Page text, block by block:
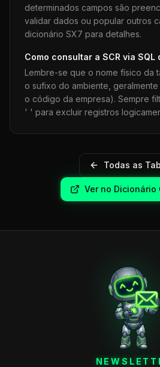
determinados campos são
validar dados ou popular outros
dicionário SX7 para detalhes.
Como consultar a SCR via SQL
Lembre-se que o nome físico da
o sufixo do ambiente, geralmente
o código da empresa). Sempre
' ' para excluir registros
Todas as
Ver no Dicionário